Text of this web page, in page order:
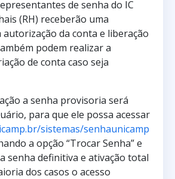
de senha do IC
(RH) receberão uma
da conta e liberação
podem realizar a
de conta caso seja
a senha provisoria será
para que ele possa acessar
sistemas/senhaunicamp
a opção “Trocar Senha” e
senha definitiva e ativação total
dos casos o acesso